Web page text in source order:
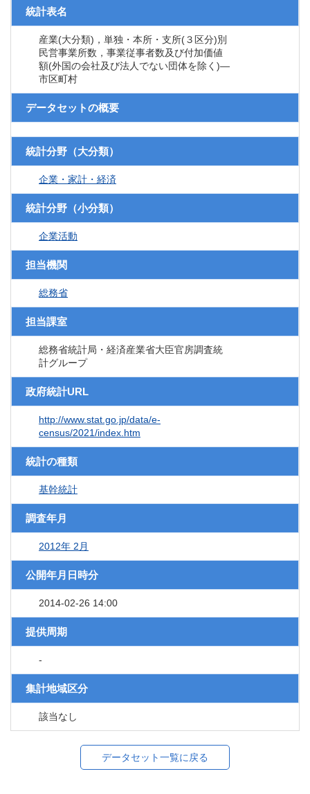
統計表名
産業(大分類)，単独・本所・支所(３区分)別
民営事業所数，事業従事者数及び付加価値
額(外国の会社及び法人でない団体を除く)―
市区町村
データセットの概要
統計分野（大分類）
企業・家計・経済
統計分野（小分類）
企業活動
担当機関
総務省
担当課室
総務省統計局・経済産業省大臣官房調査統
計グループ
政府統計URL
http://www.stat.go.jp/data/e-
census/2021/index.htm
統計の種類
基幹統計
調査年月
2012年 2月
公開年月日時分
2014-02-26 14:00
提供周期
-
集計地域区分
該当なし
データセット一覧に戻る